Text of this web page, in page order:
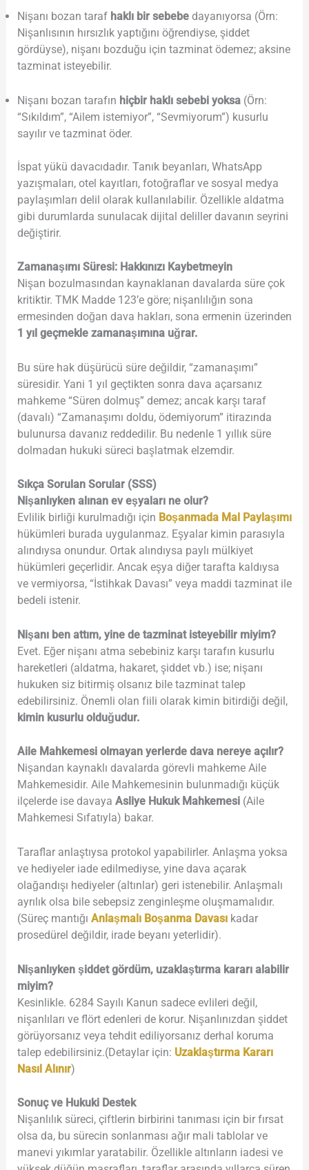
Nişanı bozan taraf haklı bir sebebedayanıyorsa (Örn:
Nişanlısının hırsızlık yaptığını öğrendiyse, şiddet
gördüyse), nişanı bozduğu için tazminat ödemez; aksine
tazminat isteyebilir.
Nişanı bozan tarafın hiçbir haklı sebebi yoksa(Örn:
“Sıkıldım”, “Ailem istemiyor”, “Sevmiyorum”) kusurlu
sayılır ve tazminat öder.
İspat yükü davacıdadır. Tanık beyanları, WhatsApp
yazışmaları, otel kayıtları, fotoğraflar ve sosyal medya
paylaşımları delil olarak kullanılabilir. Özellikle aldatma
gibi durumlarda sunulacak dijital deliller davanın seyrini
değiştirir.
Zamanaşımı Süresi: Hakkınızı Kaybetmeyin
Nişan bozulmasından kaynaklanan davalarda süre çok
kritiktir. TMK Madde 123’e göre; nişanlılığın sona
ermesinden doğan dava hakları, sona ermenin üzerinden
1 yıl geçmekle zamanaşımına uğrar.
Bu süre hak düşürücü süre değildir, “zamanaşımı”
süresidir. Yani 1 yıl geçtikten sonra dava açarsanız
mahkeme “Süren dolmuş” demez; ancak karşı taraf
(davalı) “Zamanaşımı doldu, ödemiyorum” itirazında
bulunursa davanız reddedilir. Bu nedenle 1 yıllık süre
dolmadan hukuki süreci başlatmak elzemdir.
Sıkça Sorulan Sorular (SSS)
Nişanlıyken alınan ev eşyaları ne olur?
Evlilik birliği kurulmadığı için Boşanmada Mal Paylaşımı
hükümleri burada uygulanmaz. Eşyalar kimin parasıyla
alındıysa onundur. Ortak alındıysa paylı mülkiyet
hükümleri geçerlidir. Ancak eşya diğer tarafta kaldıysa
ve vermiyorsa, “İstihkak Davası” veya maddi tazminat ile
bedeli istenir.
Nişanı ben attım, yine de tazminat isteyebilir miyim?
Evet. Eğer nişanı atma sebebiniz karşı tarafın kusurlu
hareketleri (aldatma, hakaret, şiddet vb.) ise; nişanı
hukuken siz bitirmiş olsanız bile tazminat talep
edebilirsiniz. Önemli olan fiili olarak kimin bitirdiği değil,
kimin kusurlu olduğudur.
Aile Mahkemesi olmayan yerlerde dava nereye açılır?
Nişandan kaynaklı davalarda görevli mahkeme Aile
Mahkemesidir. Aile Mahkemesinin bulunmadığı küçük
ilçelerde ise davaya Asliye Hukuk Mahkemesi(Aile
Mahkemesi Sıfatıyla) bakar.
Taraflar anlaştıysa protokol yapabilirler. Anlaşma yoksa
ve hediyeler iade edilmediyse, yine dava açarak
olağandışı hediyeler (altınlar) geri istenebilir. Anlaşmalı
ayrılık olsa bile sebepsiz zenginleşme oluşmamalıdır.
(Süreç mantığı Anlaşmalı Boşanma Davasıkadar
prosedürel değildir, irade beyanı yeterlidir).
Nişanlıyken şiddet gördüm, uzaklaştırma kararı alabilir
miyim?
Kesinlikle. 6284 Sayılı Kanun sadece evlileri değil,
nişanlıları ve flört edenleri de korur. Nişanlınızdan şiddet
görüyorsanız veya tehdit ediliyorsanız derhal koruma
talep edebilirsiniz.(Detaylar için: Uzaklaştırma Kararı
Nasıl Alınır)
Sonuç ve Hukuki Destek
Nişanlılık süreci, çiftlerin birbirini tanıması için bir fırsat
olsa da, bu sürecin sonlanması ağır mali tablolar ve
manevi yıkımlar yaratabilir. Özellikle altınların iadesi ve